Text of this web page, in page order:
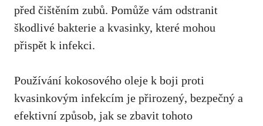
před čištěním zubů. Pomůže vám ‍odstranit
škodlivé bakterie a ⁢kvasinky, které mohou
přispět k infekci.
Používání kokosového oleje k boji proti
kvasinkovým infekcím je⁣ přirozený, bezpečný a⁤
efektivní způsob, jak ​se⁤ zbavit tohoto